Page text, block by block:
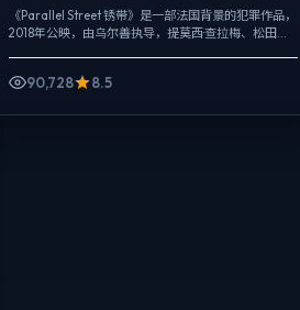
《Parallel Street 锈带》是一部法国背景的犯罪作品，
2018年公映，由乌尔善执导，提莫西·查拉梅、松田龙
90,728 8.5